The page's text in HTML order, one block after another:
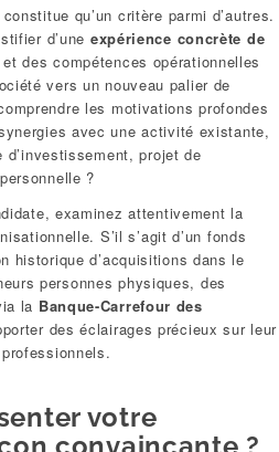
qu’un critère parmi d’autres.
d’une expérience concrète de
et des compétences opérationnelles
vers un nouveau palier de
les motivations profondes
avec une activité existante,
projet de
?
examinez attentivement la
S’il s’agit d’un fonds
historique d’acquisitions dans le
personnes physiques, des
la Banque-Carrefour des
des éclairages précieux sur leur
votre